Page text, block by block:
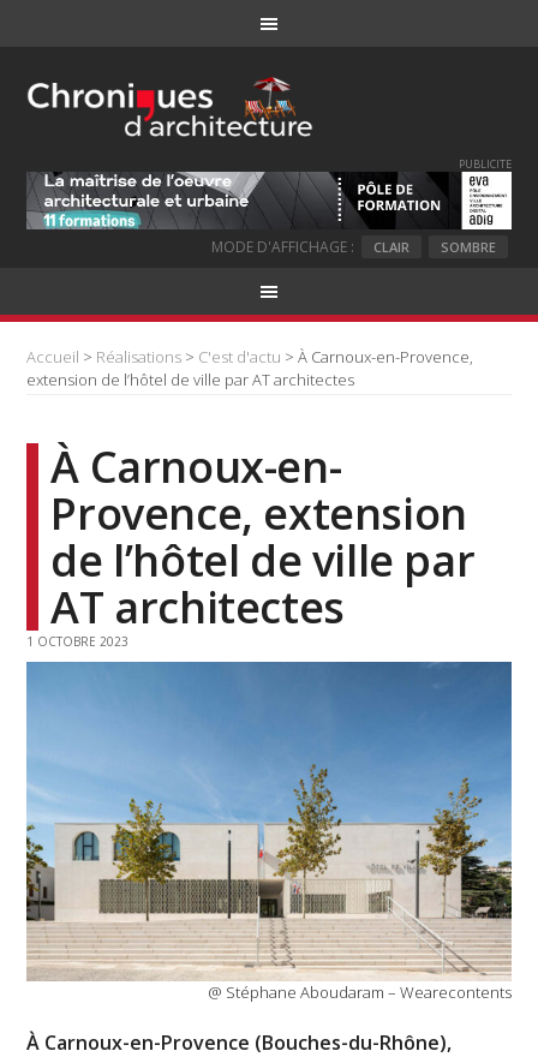
PUBLICITE
MODE D'AFFICHAGE : CLAIR SOMBRE
Accueil > Réalisations > C'est d'actu > À Carnoux-en-Provence,
extension de l’hôtel de ville par AT architectes
À Carnoux-en-
Provence, extension
de l’hôtel de ville par
AT architectes
1 OCTOBRE 2023
@ Stéphane Aboudaram – Wearecontents
À Carnoux-en-Provence (Bouches-du-Rhône),